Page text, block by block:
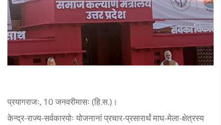
प्रयागराजः, 10 जनवरीमासः (हि.स.)।
केन्द्र-राज्य-सर्वकारयोः योजनानां प्रचार-प्रसारार्थं माघ-मेला-क्षेत्रस्य